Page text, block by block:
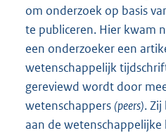
om onderzoek op basis
te publiceren. Hier kwam
een onderzoeker een
wetenschappelijk
gereviewd wordt door
wetenschappers (peers).
aan de